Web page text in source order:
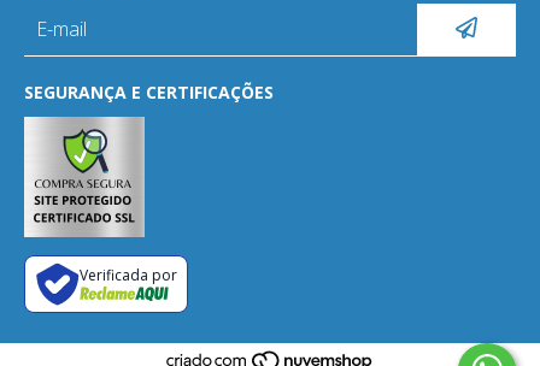
SEGURANÇA E CERTIFICAÇÕES
Verificada por